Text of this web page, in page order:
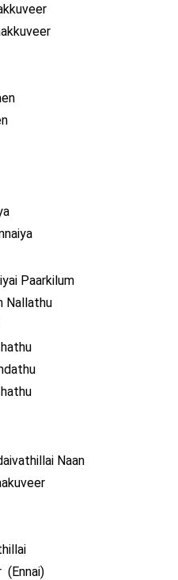
Paarkilum
Nallathu
Naan
(Ennai)